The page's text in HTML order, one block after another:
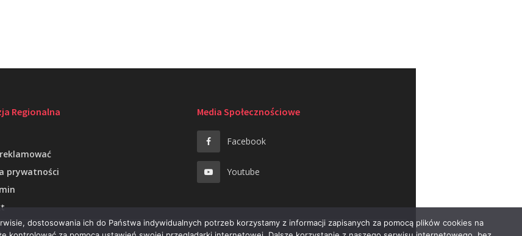
Regionalna
prywatności
Media Społecznościowe
Facebook
Youtube
dostosowania ich do Państwa indywidualnych potrzeb korzystamy z informacji zapisanych za pomocą plików cookies na